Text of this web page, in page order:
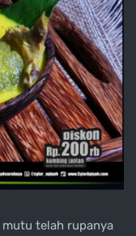
telah rupanya